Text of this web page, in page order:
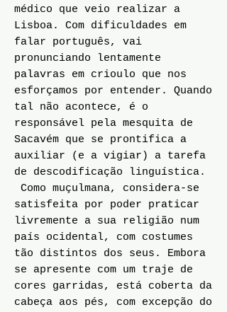
médico que veio realizar a
Lisboa. Com dificuldades em
falar português, vai
pronunciando lentamente
palavras em crioulo que nos
esforçamos por entender. Quando
tal não acontece, é o
responsável pela mesquita de
Sacavém que se prontifica a
auxiliar (e a vigiar) a tarefa
de descodificação linguística.
Como muçulmana, considera-se
satisfeita por poder praticar
livremente a sua religião num
país ocidental, com costumes
tão distintos dos seus. Embora
se apresente com um traje de
cores garridas, está coberta da
cabeça aos pés, com excepção do